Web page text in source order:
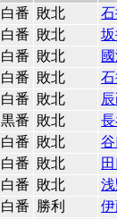
白番 敗北
白番 敗北
白番 敗北
白番 敗北
白番 敗北
黒番 敗北
白番 敗北
白番 敗北
白番 敗北
白番 勝利